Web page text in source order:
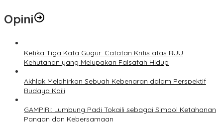
Opini
Ketika Tiga Kata Gugur: Catatan Kritis atas RUU
Kehutanan yang Melupakan Falsafah Hidup
Akhlak Melahirkan Sebuah Kebenaran dalam Perspektif
Budaya Kaili
GAMPIRI: Lumbung Padi Tokaili sebagai Simbol Ketahanan
Pangan dan Kebersamaan